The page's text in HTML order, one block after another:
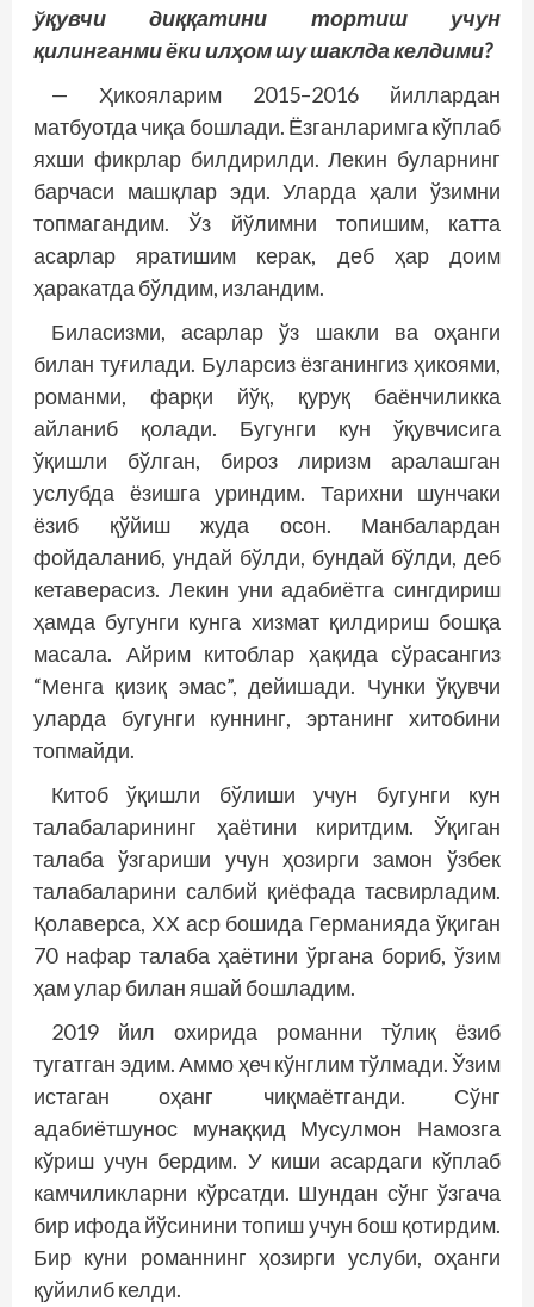
ўқувчи диққатини тортиш учун
қилинганми ёки илҳом шу шакл­да келдими?
— Ҳикояларим 2015–2016 йиллардан
матбуотда чиқа бошлади. Ёзганларимга кўплаб
яхши фикрлар билдирилди. Лекин буларнинг
барчаси машқлар эди. Уларда ҳали ўзимни
топмагандим. Ўз йўлимни топишим, катта
асарлар яратишим керак, деб ҳар доим
ҳаракатда бўлдим, изландим.
Биласизми, асарлар ўз шакли ва оҳанги
билан туғилади. Буларсиз ёзганингиз ҳикоями,
романми, фарқи йўқ, қуруқ баёнчиликка
айланиб қолади. Бугунги кун ўқувчисига
ўқишли бўлган, бироз лиризм аралашган
услубда ёзишга уриндим. Тарихни шунчаки
ёзиб қўйиш жуда осон. Манбалардан
фойдаланиб, ундай бўлди, бундай бўлди, деб
кетаверасиз. Лекин уни адабиётга сингдириш
ҳамда бугунги кунга хизмат қилдириш бошқа
масала. Айрим китоблар ҳақида сўрасангиз
“Менга қизиқ эмас”, дейишади. Чунки ўқувчи
уларда бугунги куннинг, эртанинг хитобини
топмайди.
Китоб ўқишли бўлиши учун бугунги кун
талабаларининг ҳаётини киритдим. Ўқиган
талаба ўзгариши учун ҳозирги замон ўзбек
талабаларини салбий қиёфада тасвирладим.
Қолаверса, ХХ аср бошида Германияда ўқиган
70 нафар талаба ҳаётини ўргана бориб, ўзим
ҳам улар билан яшай бошладим.
2019 йил охирида романни тўлиқ ёзиб
тугатган эдим. Аммо ҳеч кўнглим тўлмади. Ўзим
истаган оҳанг чиқмаётганди. Сўнг
адабиётшунос мунаққид Мусулмон Намозга
кўриш учун бердим. У киши асардаги кўплаб
камчилик­ларни кўрсатди. Шундан сўнг ўзгача
бир ифода йўсинини топиш учун бош қотирдим.
Бир куни романнинг ҳозирги услуби, оҳанги
қуйилиб келди.